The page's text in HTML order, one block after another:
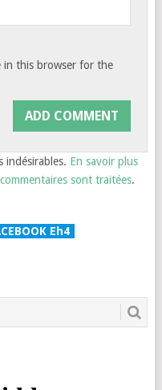
in this browser for the
indésirables. En savoir plus
sont traitées.
Eh4